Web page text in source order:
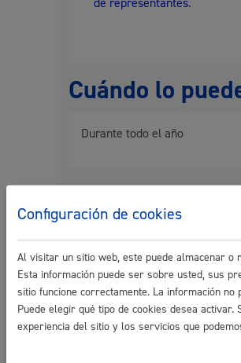
y asociacionismo
Actualidad
de representantes.
Cuándo lo
Durante todo el año
Documentación
Puede adjuntar tantos
Tamaño máximo anexos:50
Plazo de
Configuración de cookies
Al visitar un sitio web, este puede almacenar o
Esta información puede ser sobre usted, sus
sitio funcione correctamente. La información
Puede elegir qué tipo de cookies desea
experiencia del sitio y los servicios que